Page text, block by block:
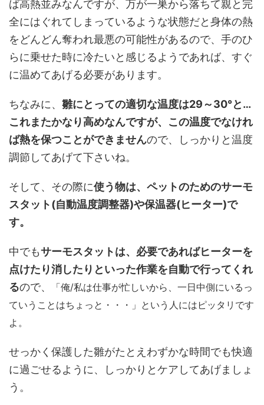
ば高熱並みなんですが、万が一巣から落ちて親と完
全にはぐれてしまっているような状態だと身体の熱
をどんどん奪われ最悪の可能性があるので、 手のひ
らに乗せた時に冷たいと感じるようであれば、すぐ
に温めてあげる必要があります。
ちなみに、 雛にとっての適切な温度は29～30°と…
これまたかなり高めなんですが、この温度でなけれ
ば熱を保つことができませんので、しっかりと温度
調節してあげて下さいね。
そして、その際に使う物は、ペットのためのサーモ
スタット(自動温度調整器)や保温器(ヒーター)で
す。
中でもサーモスタットは、必要であればヒーターを
点けたり消したりといった作業を自動で行ってくれ
るので、
「俺/私は仕事が忙しいから、一日中側にいるっ
ていうことはちょっと・・・」という人にはピッタリです
よ。
せっかく保護した雛がたとえわずかな時間でも快適
に過ごせるように、しっかりとケアしてあげましょ
う。